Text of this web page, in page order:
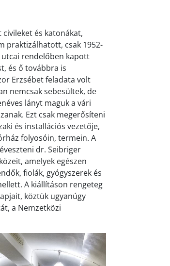
és katonákat,
praktizálhatott, csak 1952-
rendelőben kapott
és ő továbbra is
Erzsébet feladata volt
nemcsak sebesültek, de
lányt maguk a vári
Ezt csak megerősíteni
és installációs vezetője,
folyosóin, termein. A
dr. Seibriger
amelyek egészen
fiolák, gyógyszerek és
A kiállításon rengeteg
köztük ugyanúgy
a Nemzetközi